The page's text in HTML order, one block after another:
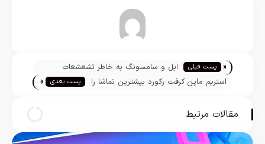
تیم تحریریه « پست قبلی
اپل و سامسونگ به خاطر تشعشعات
تلفن‌های هوشمند به دادگاه می‌روند
استریم ماین کرفت رکورد بیشترین تماشا را
پست بعدی »
مقالات مرتبط